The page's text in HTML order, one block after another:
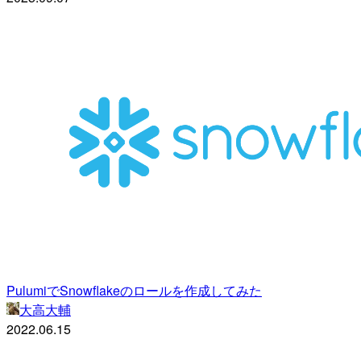
PulumiでSnowflakeのロールを作成してみた
大高大輔
2022.06.15